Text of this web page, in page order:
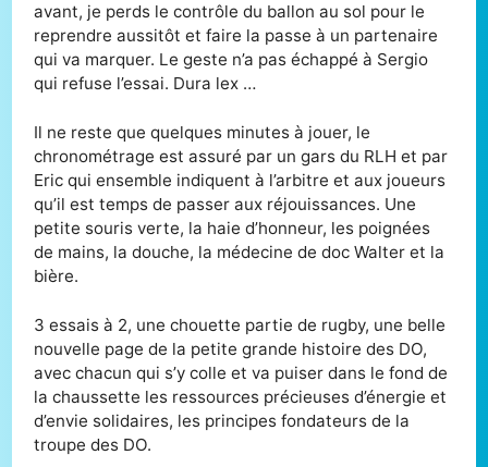
avant, je perds le contrôle du ballon au sol pour le
reprendre aussitôt et faire la passe à un partenaire
qui va marquer. Le geste n’a pas échappé à Sergio
qui refuse l’essai. Dura lex …
Il ne reste que quelques minutes à jouer, le
chronométrage est assuré par un gars du RLH et par
Eric qui ensemble indiquent à l’arbitre et aux joueurs
qu’il est temps de passer aux réjouissances. Une
petite souris verte, la haie d’honneur, les poignées
de mains, la douche, la médecine de doc Walter et la
bière.
3 essais à 2, une chouette partie de rugby, une belle
nouvelle page de la petite grande histoire des DO,
avec chacun qui s’y colle et va puiser dans le fond de
la chaussette les ressources précieuses d’énergie et
d’envie solidaires, les principes fondateurs de la
troupe des DO.